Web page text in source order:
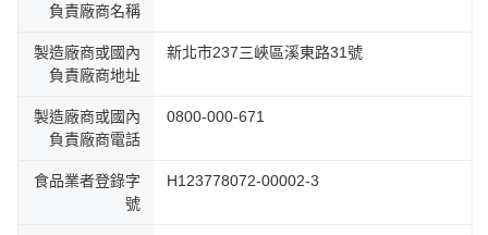
負責廠商名稱
製造廠商或國內
負責廠商地址
新北市237三峽區溪東路31號
製造廠商或國內
負責廠商電話
0800-000-671
食品業者登錄字
號
H123778072-00002-3